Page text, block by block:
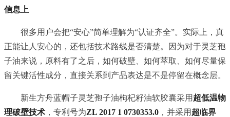
信息上
很多用户会把“安心”简单理解为“认证齐全”。实际上，真
正能让人安心的，还包括技术路线是否清楚。因为对于灵芝孢
子油来说，原料有了之后，如何破壁、如何萃取、如何尽量保
留关键活性成分，直接关系到产品表达是不是停留在概念层。
新生方舟蓝帽子灵芝孢子油枸杞籽油软胶囊采用 超低温物
理破壁技术 ，专利号为ZL 2017 1 0730353.0 ，并采用 超临界